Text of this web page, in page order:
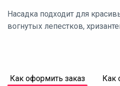
Насадка подходит для
вогнутых лепестков,
Как оформить заказ Как